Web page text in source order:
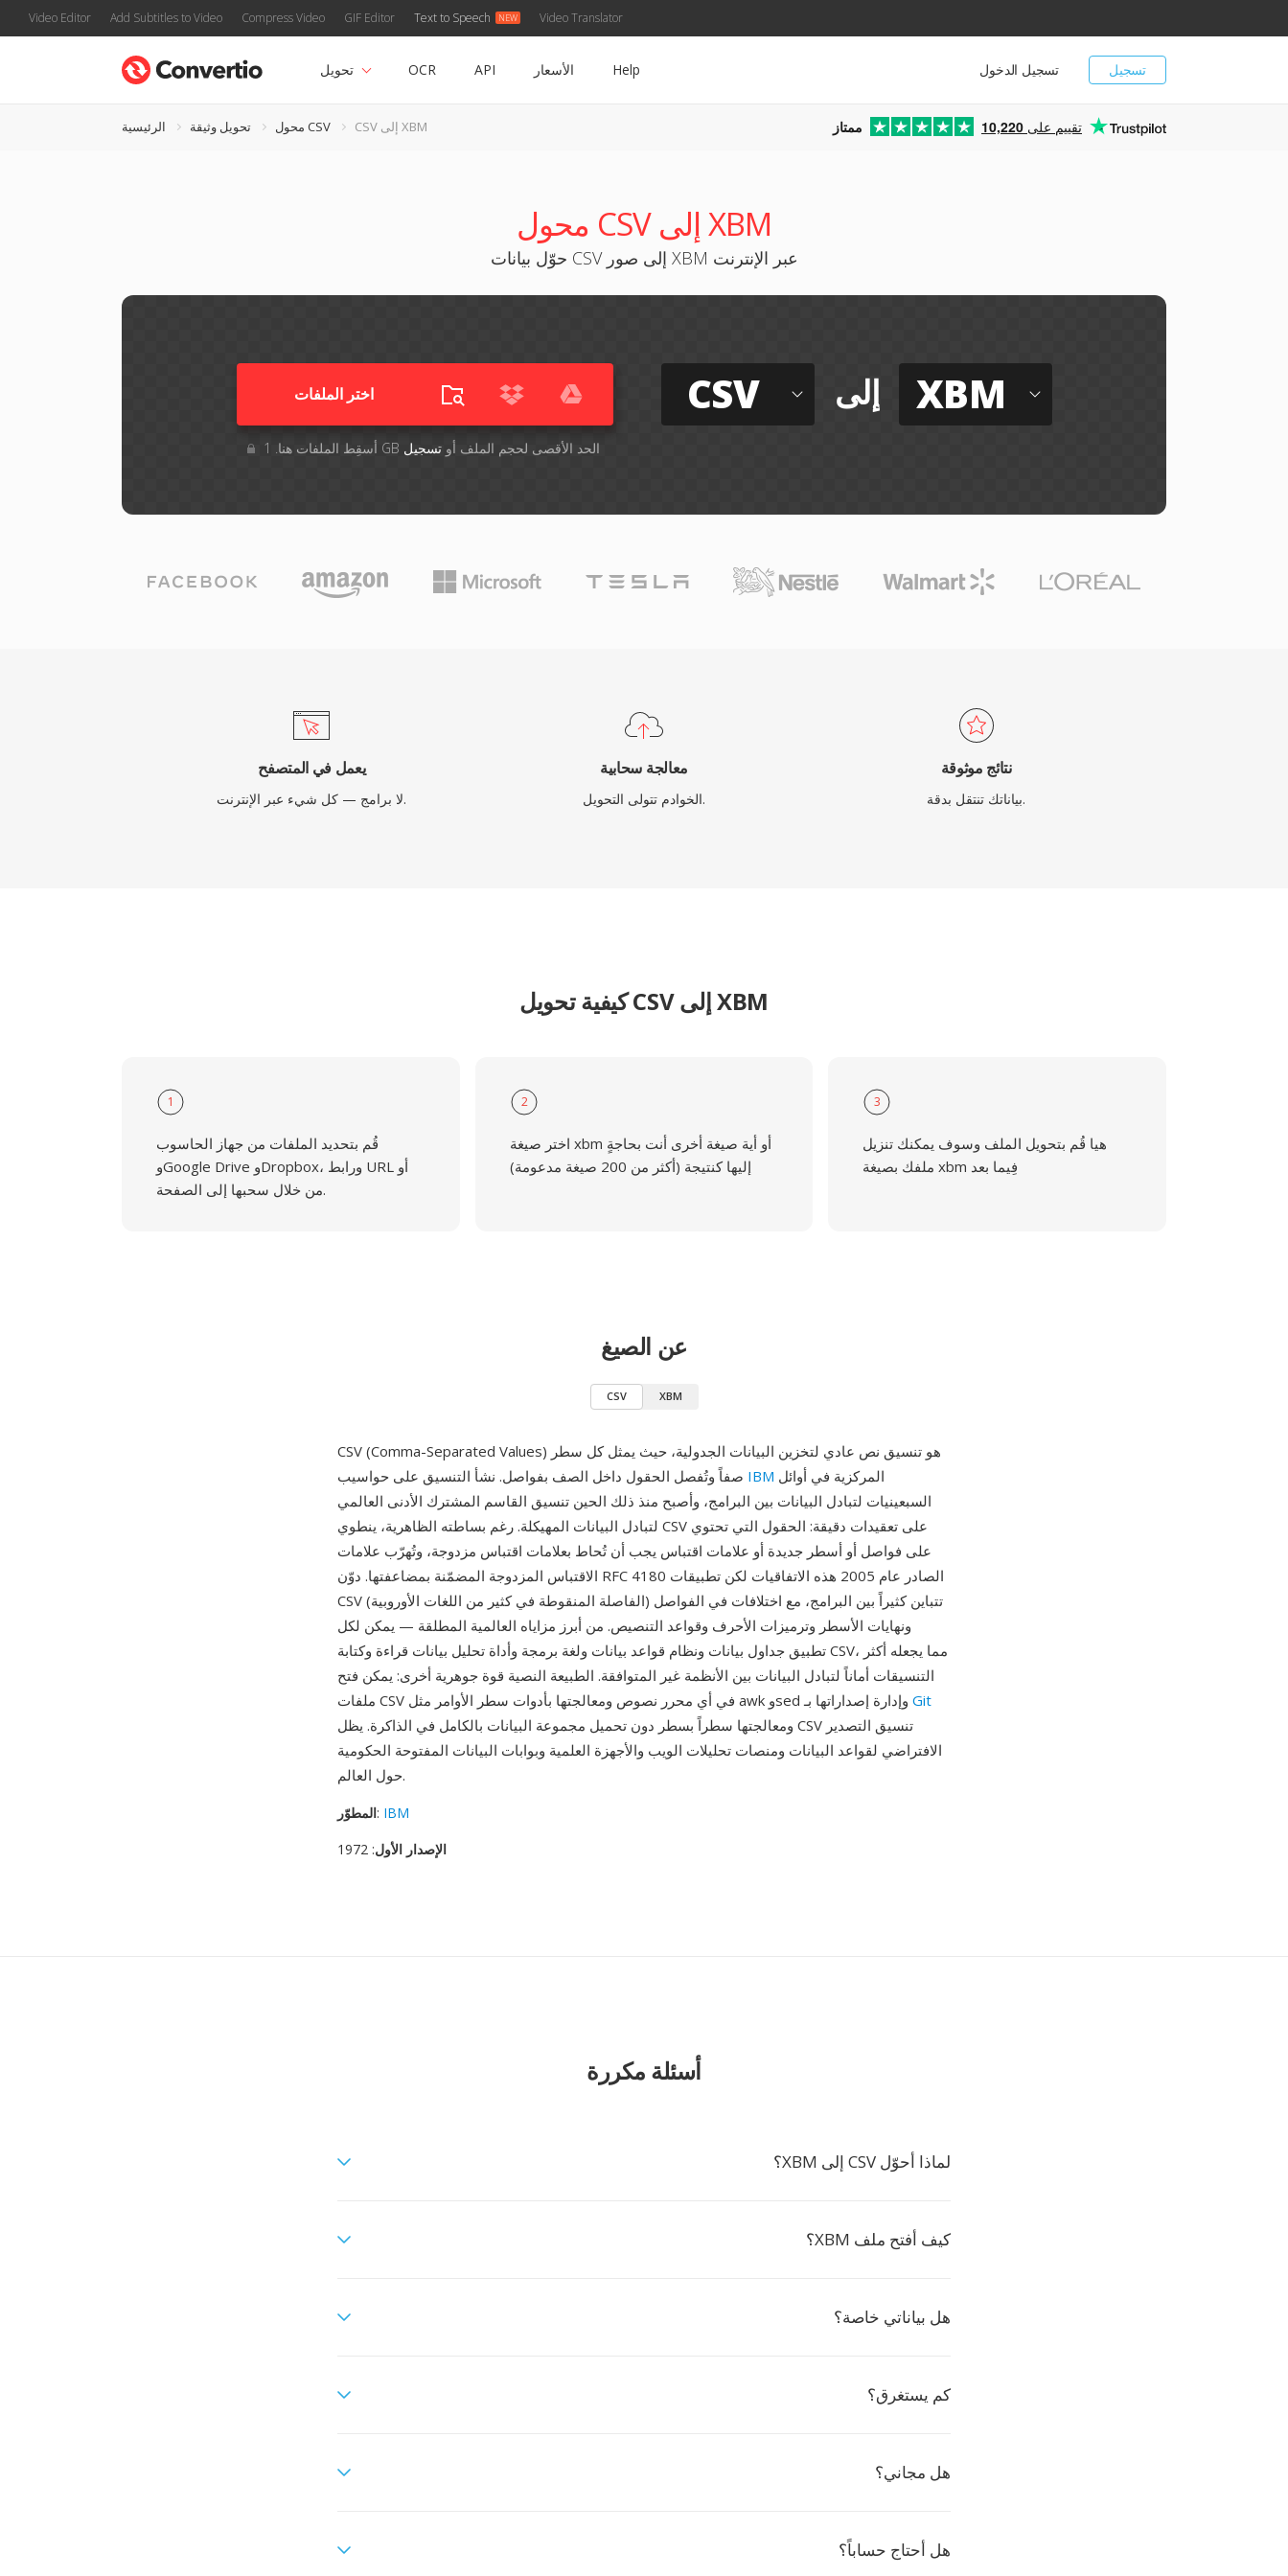
Video Editor Add Subtitles to Video Compress Video GIF Editor Text to Speech Video Translator
تسجيل تسجيل الدخول تحويل OCR API الأسعار Help
الرئيسية تحويل وثيقة محول CSV CSV إلى XBM ممتاز 10,220 تقييم على
محول CSV إلى XBM
حوّل بيانات CSV إلى صور XBM عبر الإنترنت
اختر الملفات
أسقِط الملفات هنا. 1 GB الحد الأقصى لحجم الملف أوتسجيل
CSV إلى XBM
يعمل في المتصفح
لا برامج — كل شيء عبر الإنترنت.
معالجة سحابية
الخوادم تتولى التحويل.
نتائج موثوقة
بياناتك تنتقل بدقة.
كيفية تحويل CSV إلى XBM
1
قُم بتحديد الملفات من جهاز الحاسوب
وGoogle Drive وDropbox، ورابط URL أو
من خلال سحبها إلى الصفحة.
2
اختر صيغة xbm أو أية صيغة أخرى أنت بحاجةٍ
إليها كنتيجة (أكثر من 200 صيغة مدعومة)
3
هيا قُم بتحويل الملف وسوف يمكنك تنزيل
ملفك بصيغة xbm فِيما بعد
عن الصيغ
CSV XBM
CSV (Comma-Separated Values) هو تنسيق نص عادي لتخزين البيانات الجدولية، حيث يمثل كل سطر
IBM
السبعينيات لتبادل البيانات بين البرامج، وأصبح منذ ذلك الحين تنسيق القاسم المشترك الأدنى العالمي
لتبادل البيانات المهيكلة. رغم بساطته الظاهرية، ينطوي CSV على تعقيدات دقيقة: الحقول التي تحتوي
على فواصل أو أسطر جديدة أو علامات اقتباس يجب أن تُحاط بعلامات اقتباس مزدوجة، وتُهرّب علامات
الاقتباس المزدوجة المضمّنة بمضاعفتها. دوّن RFC 4180 الصادر عام 2005 هذه الاتفاقيات لكن تطبيقات
CSV تتباين كثيراً بين البرامج، مع اختلافات في الفواصل (الفاصلة المنقوطة في كثير من اللغات الأوروبية)
ونهايات الأسطر وترميزات الأحرف وقواعد التنصيص. من أبرز مزاياه العالمية المطلقة — يمكن لكل
تطبيق جداول بيانات ونظام قواعد بيانات ولغة برمجة وأداة تحليل بيانات قراءة وكتابة CSV، مما يجعله أكثر
التنسيقات أماناً لتبادل البيانات بين الأنظمة غير المتوافقة. الطبيعة النصية قوة جوهرية أخرى: يمكن فتح
Git
ومعالجتها سطراً بسطر دون تحميل مجموعة البيانات بالكامل في الذاكرة. يظل CSV تنسيق التصدير
الافتراضي لقواعد البيانات ومنصات تحليلات الويب والأجهزة العلمية وبوابات البيانات المفتوحة الحكومية
حول العالم.
المطوّر: IBM
الإصدار الأول: 1972
أسئلة مكررة
لماذا أحوّل CSV إلى XBM؟
كيف أفتح ملف XBM؟
هل بياناتي خاصة؟
كم يستغرق؟
هل مجاني؟
هل أحتاج حساباً؟